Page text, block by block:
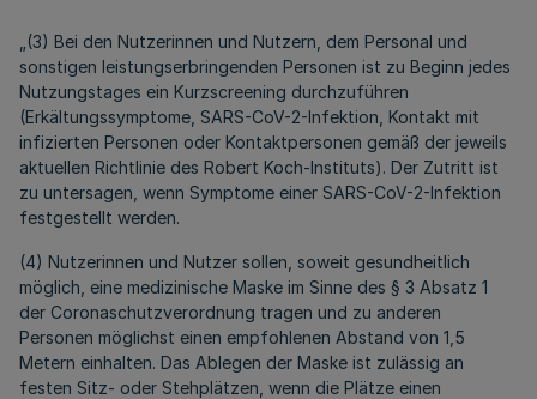
„(3) Bei den Nutzerinnen und Nutzern, dem Personal und
sonstigen leistungserbringenden Personen ist zu Beginn jedes
Nutzungstages ein Kurzscreening durchzuführen
(Erkältungssymptome, SARS-CoV-2-Infektion, Kontakt mit
infizierten Personen oder Kontaktpersonen gemäß der jeweils
aktuellen Richtlinie des Robert Koch-Instituts). Der Zutritt ist
zu untersagen, wenn Symptome einer SARS-CoV-2-Infektion
festgestellt werden.
(4) Nutzerinnen und Nutzer sollen, soweit gesundheitlich
möglich, eine medizinische Maske im Sinne des § 3 Absatz 1
der Coronaschutzverordnung tragen und zu anderen
Personen möglichst einen empfohlenen Abstand von 1,5
Metern einhalten. Das Ablegen der Maske ist zulässig an
festen Sitz- oder Stehplätzen, wenn die Plätze einen